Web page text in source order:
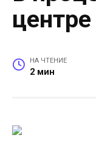
центре
НА ЧТЕНИЕ
2 мин